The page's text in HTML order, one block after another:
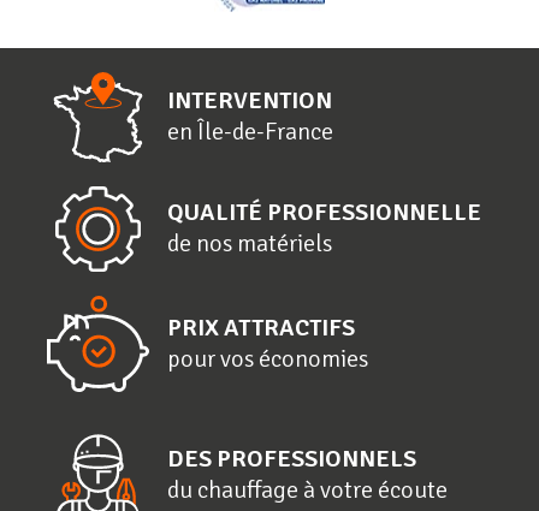
INTERVENTION
en Île-de-France
QUALITÉ PROFESSIONNELLE
de nos matériels
PRIX ATTRACTIFS
pour vos économies
DES PROFESSIONNELS
du chauffage à votre écoute